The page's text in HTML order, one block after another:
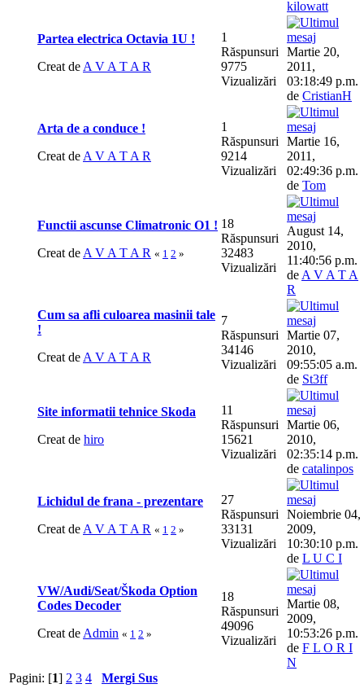
kilowatt
Partea electrica Octavia 1U !
Creat de A V A T A R
1
Răspunsuri
9775
Vizualizări
Martie 20,
2011,
03:18:49 p.m.
de CristianH
Arta de a conduce !
Creat de A V A T A R
1
Răspunsuri
9214
Vizualizări
Martie 16,
2011,
02:49:36 p.m.
de Tom
Functii ascunse Climatronic O1 !
Creat de A V A T A R « 1 2 »
18
Răspunsuri
32483
Vizualizări
August 14,
2010,
11:40:56 p.m.
de A V A T A
R
Cum sa afli culoarea masinii tale
!
Creat de A V A T A R
7
Răspunsuri
34146
Vizualizări
Martie 07,
2010,
09:55:05 a.m.
de St3ff
Site informatii tehnice Skoda
Creat de hiro
11
Răspunsuri
15621
Vizualizări
Martie 06,
2010,
02:35:14 p.m.
de catalinpos
Lichidul de frana - prezentare
Creat de A V A T A R « 1 2 »
27
Răspunsuri
33131
Vizualizări
Noiembrie 04,
2009,
10:30:10 p.m.
de L U C I
VW/Audi/Seat/Škoda Option
Codes Decoder
Creat de Admin « 1 2 »
18
Răspunsuri
49096
Vizualizări
Martie 08,
2009,
10:53:26 p.m.
de F L O R I
N
Pagini: [1] 2 3 4
Mergi Sus